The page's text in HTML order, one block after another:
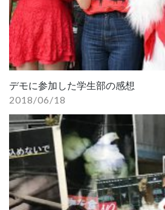
デモに参加した学生部の感想
2018/06/18